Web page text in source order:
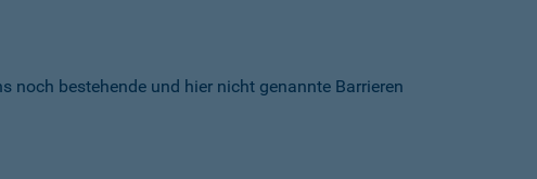
noch bestehende und hier nicht genannte Barrieren